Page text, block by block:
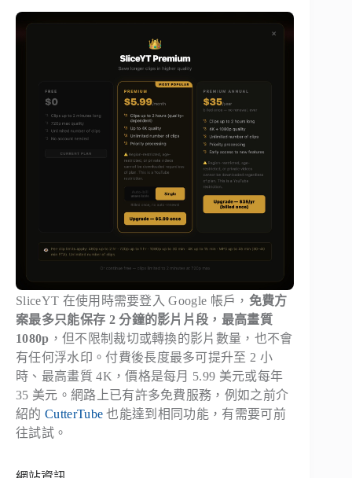
SliceYT 在使用時需要登入 Google 帳戶， 免費方
案最多只能保存 2 分鐘的影片片段，最高畫質
1080p ，但不限制裁切或轉換的影片數量，也不會
有任何浮水印。付費後長度最多可提升至 2 小
時、最高畫質 4K，價格是每月 5.99 美元或每年
35 美元。網路上已有許多免費服務，例如之前介
紹的 CutterTube 也能達到相同功能，有需要可前
往試試。